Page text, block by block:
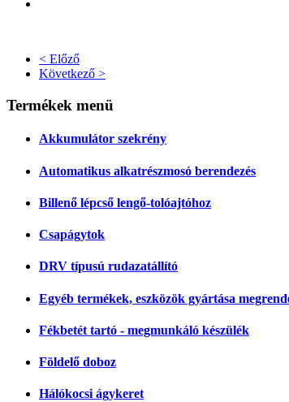
< Előző
Következő >
Termékek menü
Akkumulátor szekrény
Automatikus alkatrészmosó berendezés
Billenő lépcső lengő-tolóajtóhoz
Csapágytok
DRV típusú rudazatállító
Egyéb termékek, eszközök gyártása
Fékbetét tartó - megmunkáló készülék
Földelő doboz
Hálókocsi ágykeret